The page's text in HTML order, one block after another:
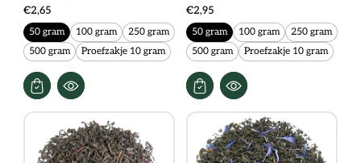
€2,65
50 gram 100 gram
250 gram
500 gram
Proefzakje 10 gram
€2,95
50 gram 100 gram
250 gram
500 gram
Proefzakje 10 gram